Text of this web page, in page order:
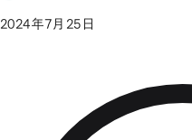
2024年7月25日